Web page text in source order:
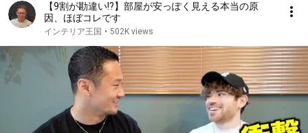
【9割が勘違い!?】部屋が安っぽく見える本当の原
因、ほぼコレです
インテリア王国 • 502K views